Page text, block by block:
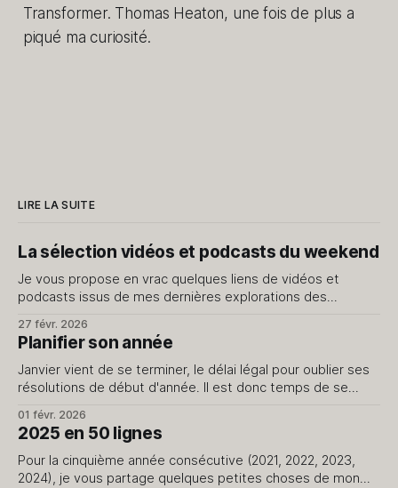
Transformer. Thomas Heaton, une fois de plus a
piqué ma curiosité.
LIRE LA SUITE
La sélection vidéos et podcasts du weekend
Je vous propose en vrac quelques liens de vidéos et
podcasts issus de mes dernières explorations des
J'avais fait cet exercice il y a quelque temps, dites-moi si
27 févr. 2026
Planifier son année
Janvier vient de se terminer, le délai légal pour oublier ses
résolutions de début d'année. Il est donc temps de se
jour de l'an qui ne passent pas le cap du 15. Le début d'
01 févr. 2026
2025 en 50 lignes
Pour la cinquième année consécutive (2021, 2022, 2023,
2024), je vous partage quelques petites choses de mon